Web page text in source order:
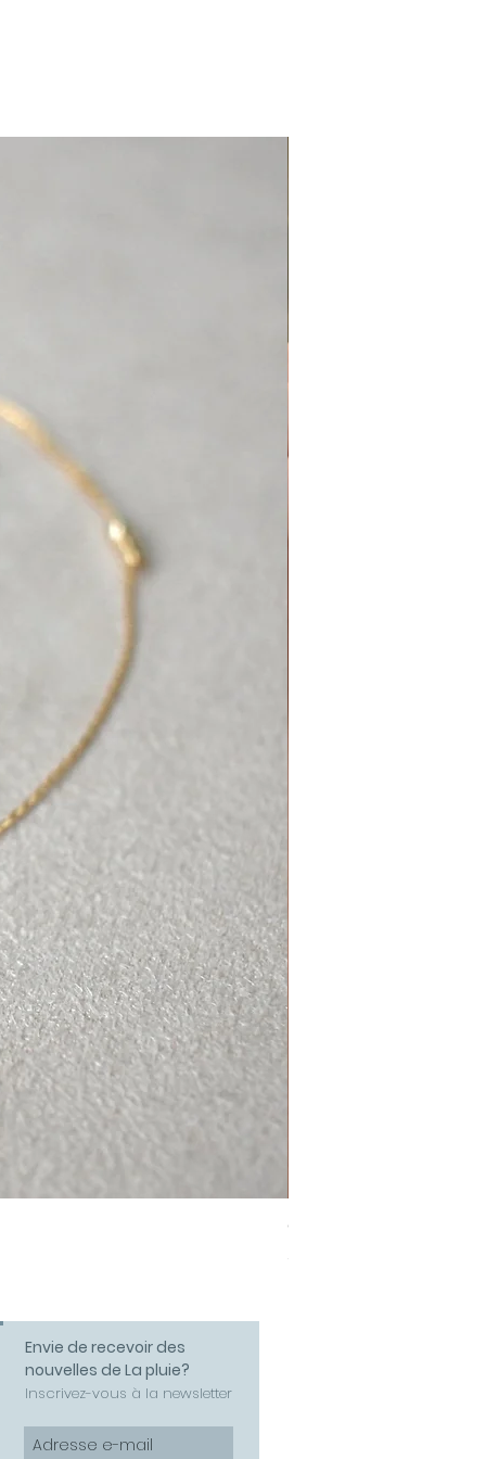
Collier Amour
Prix
58,00 €
Envie de recevoir des
nouvelles de La pluie?
Inscrivez-vous à la newsletter